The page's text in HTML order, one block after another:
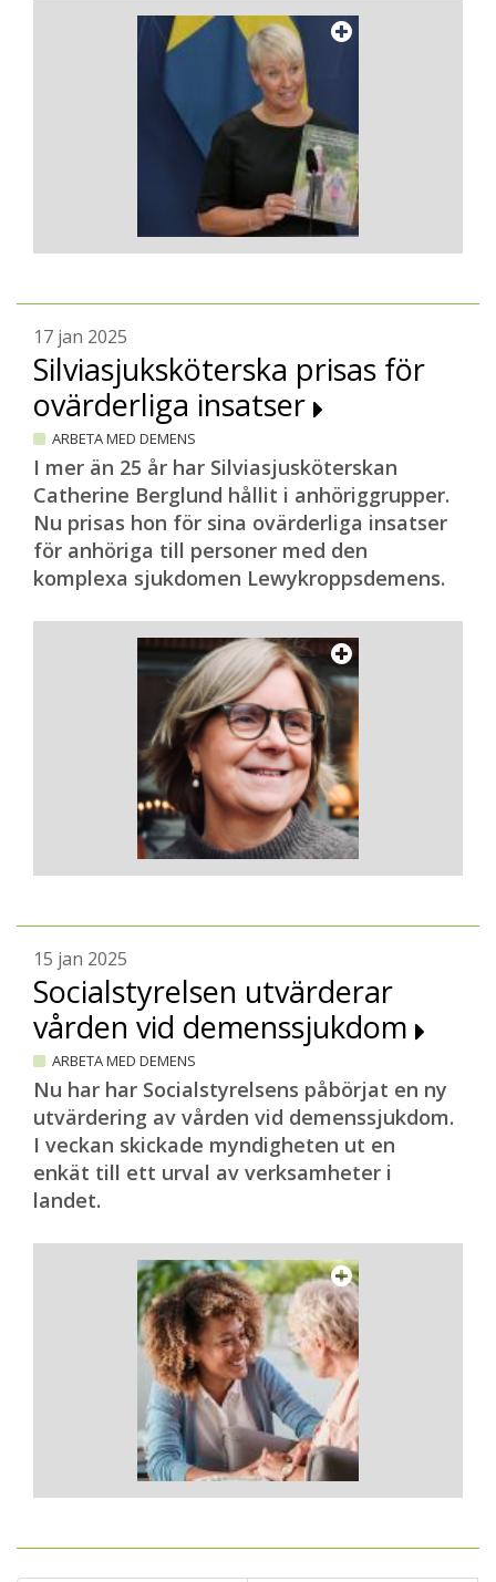
17 jan 2025
Silviasjuksköterska prisas för
ovärderliga insatser
ARBETA MED DEMENS
I mer än 25 år har Silviasjusköterskan
Catherine Berglund hållit i anhöriggrupper.
Nu prisas hon för sina ovärderliga insatser
för anhöriga till personer med den
komplexa sjukdomen Lewykroppsdemens.
15 jan 2025
Socialstyrelsen utvärderar
vården vid demenssjukdom
ARBETA MED DEMENS
Nu har har Socialstyrelsens påbörjat en ny
utvärdering av vården vid demenssjukdom.
I veckan skickade myndigheten ut en
enkät till ett urval av verksamheter i
landet.